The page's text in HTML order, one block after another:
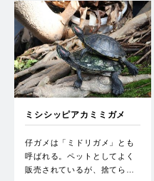
ミシシッピアカミミガメ
仔ガメは「ミドリガメ」とも
呼ばれる。ペットとしてよく
販売されているが、捨てら…